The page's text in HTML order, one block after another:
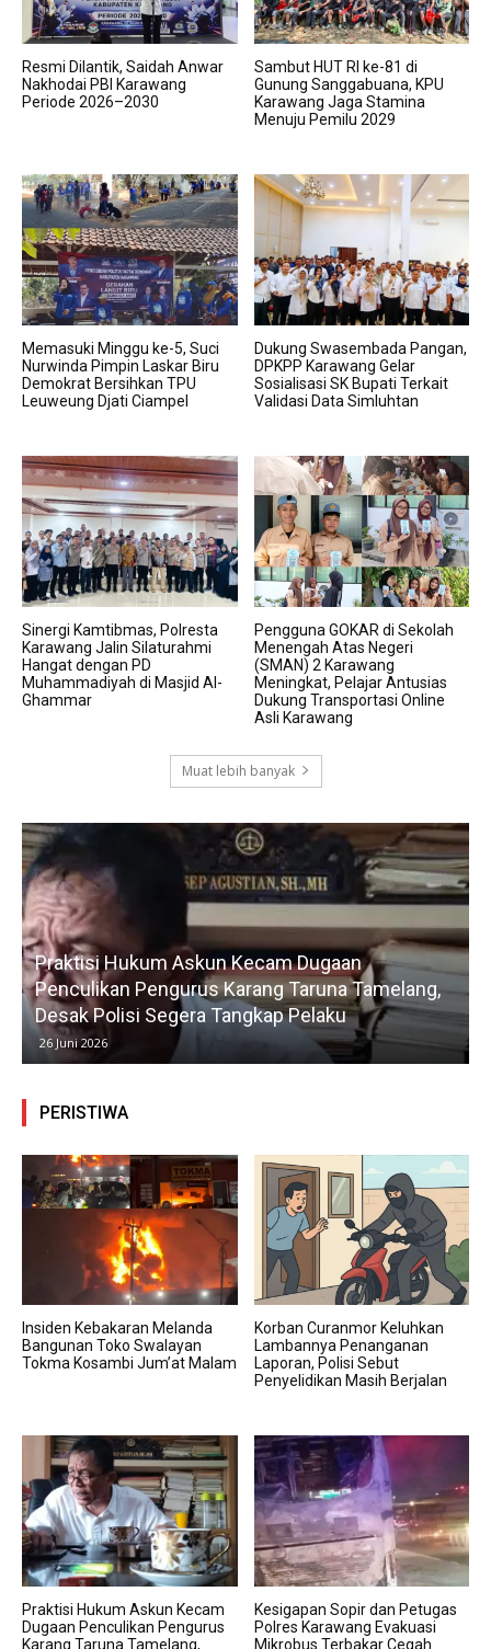
Resmi Dilantik, Saidah Anwar
Nakhodai PBI Karawang
Periode 2026–2030
Sambut HUT RI ke-81 di
Gunung Sanggabuana, KPU
Karawang Jaga Stamina
Menuju Pemilu 2029
Memasuki Minggu ke-5, Suci
Nurwinda Pimpin Laskar Biru
Demokrat Bersihkan TPU
Leuweung Djati Ciampel
Dukung Swasembada Pangan,
DPKPP Karawang Gelar
Sosialisasi SK Bupati Terkait
Validasi Data Simluhtan
Sinergi Kamtibmas, Polresta
Karawang Jalin Silaturahmi
Hangat dengan PD
Muhammadiyah di Masjid Al-
Ghammar
Pengguna GOKAR di Sekolah
Menengah Atas Negeri
(SMAN) 2 Karawang
Meningkat, Pelajar Antusias
Dukung Transportasi Online
Asli Karawang
Muat lebih banyak
Praktisi Hukum Askun Kecam Dugaan
Penculikan Pengurus Karang Taruna Tamelang,
Desak Polisi Segera Tangkap Pelaku
26 Juni 2026
PERISTIWA
Insiden Kebakaran Melanda
Bangunan Toko Swalayan
Tokma Kosambi Jum’at Malam
Korban Curanmor Keluhkan
Lambannya Penanganan
Laporan, Polisi Sebut
Penyelidikan Masih Berjalan
Praktisi Hukum Askun Kecam
Dugaan Penculikan Pengurus
Karang Taruna Tamelang,
Kesigapan Sopir dan Petugas
Polres Karawang Evakuasi
Mikrobus Terbakar Cegah